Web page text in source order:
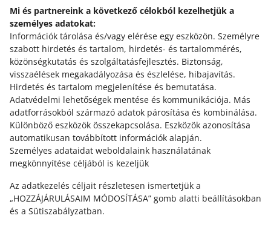
Mi és partnereink a következő célokból kezelhetjük a
személyes adatokat:
Információk tárolása és/vagy elérése egy eszközön. Személyre
szabott hirdetés és tartalom, hirdetés- és tartalommérés,
közönségkutatás és szolgáltatásfejlesztés. Biztonság,
visszaélések megakadályozása és észlelése, hibajavítás.
Hirdetés és tartalom megjelenítése és bemutatása.
Adatvédelmi lehetőségek mentése és kommunikációja. Más
adatforrásokból származó adatok párosítása és kombinálása.
Különböző eszközök összekapcsolása. Eszközök azonosítása
automatikusan továbbított információk alapján.
Személyes adataidat weboldalaink használatának
megkönnyítése céljából is kezeljük
Az adatkezelés céljait részletesen ismertetjük a
„HOZZÁJÁRULÁSAIM MÓDOSÍTÁSA” gomb alatti beállításokban
és a Sütiszabályzatban.
2. lista (xlsx, 6,0 MB)
3. lista (xlsx, 6,4 MB)
4. lista (xlsx, 6,4 MB)
5. lista (xlsx, 5,7 MB)
Allegro Napok AlleKedvezmény — 2026.06.05., 00:00 –
2026.06.21., 23:59
Allegro Napok AlleKedvezmény
Árulista – 25.05.
Lista (xlsx, 345 kB)
Árulista – 29.05.
1. lista (xlsx, 5,8 MB)
8 9 10
Segítségre van szükséged?
Vedd fel velünk a kapcsolatot